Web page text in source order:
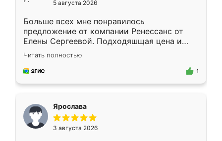
5 августа 2026
Больше всех мне понравилось
предложение от компании Ренессанс от
Елены Сергеевой. Подходяшщая цена и
короткие сроки изготовления. Приехавший
для замера сотрудник Владислав
предложил по моему эскизу самый
Читать полностью
1
Ярослава
3 августа 2026